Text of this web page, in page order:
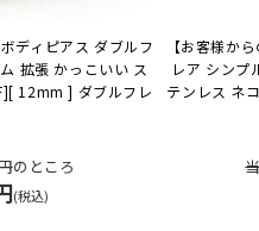
ディピアス ダブルフ
拡張 かっこいい ス
12mm ] ダブルフレ
のところ
(税込)
【お客様か
レア シンプ
テンレス ネ